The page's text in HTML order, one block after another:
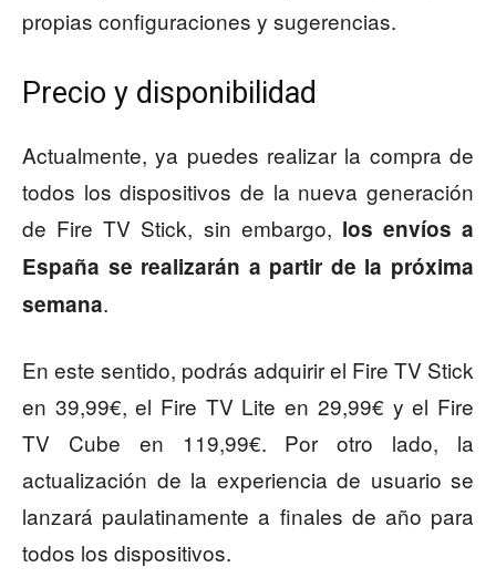
propias configuraciones y sugerencias.
Precio y disponibilidad
Actualmente, ya puedes realizar la compra de
todos los dispositivos de la nueva generación
de Fire TV Stick, sin embargo, los envíos a
España se realizarán a partir de la próxima
semana.
En este sentido, podrás adquirir el Fire TV Stick
en 39,99€, el Fire TV Lite en 29,99€ y el Fire
TV Cube en 119,99€. Por otro lado, la
actualización de la experiencia de usuario se
lanzará paulatinamente a finales de año para
todos los dispositivos.